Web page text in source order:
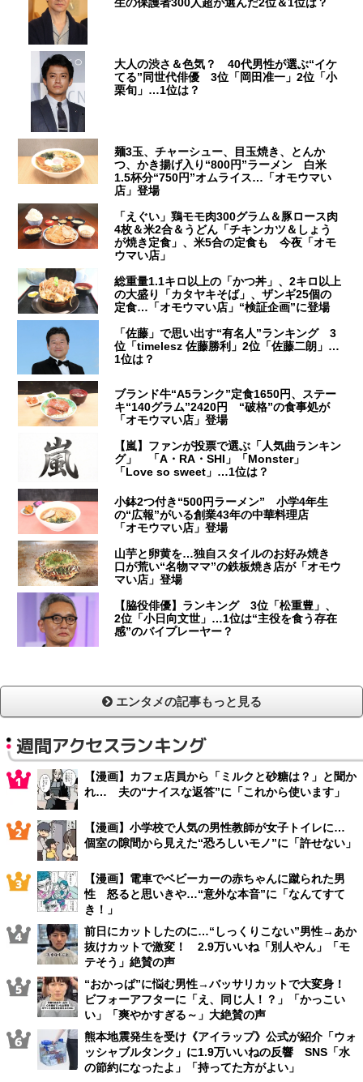
大人の渋さ＆色気？ 40代男性が選ぶ“イケ
てる”同世代俳優 3位「岡田准一」2位「小
栗旬」…1位は？
麺3玉、チャーシュー、目玉焼き、とんか
つ、かき揚げ入り“800円”ラーメン 白米
1.5杯分“750円”オムライス…「オモウマい
店」登場
「えぐい」鶏モモ肉300グラム＆豚ロース肉
4枚＆米2合＆うどん「チキンカツ＆しょう
が焼き定食」、米5合の定食も 今夜「オモ
ウマい店」
総重量1.1キロ以上の「かつ丼」、2キロ以上
の大盛り「カタヤキそば」、ザンギ25個の
定食…「オモウマい店」“検証企画”に登場
「佐藤」で思い出す“有名人”ランキング 3
位「timelesz 佐藤勝利」2位「佐藤二朗」…
1位は？
ブランド牛“A5ランク”定食1650円、ステー
キ“140グラム”2420円 “破格”の食事処が
「オモウマい店」登場
【嵐】ファンが投票で選ぶ「人気曲ランキン
グ」 「A・RA・SHI」「Monster」
「Love so sweet」…1位は？
小鉢2つ付き“500円ラーメン” 小学4年生
の“広報”がいる創業43年の中華料理店
「オモウマい店」登場
山芋と卵黄を…独自スタイルのお好み焼き
口が荒い“名物ママ”の鉄板焼き店が「オモウ
マい店」登場
【脇役俳優】ランキング 3位「松重豊」、
2位「小日向文世」…1位は“主役を食う存在
感”のバイプレーヤー？
エンタメの記事もっと見る
週間アクセスランキング
【漫画】カフェ店員から「ミルクと砂糖は？」と聞か
れ… 夫の“ナイスな返答”に「これから使います」
【漫画】小学校で人気の男性教師が女子トイレに…
個室の隙間から見えた“恐ろしいモノ”に「許せない」
【漫画】電車でベビーカーの赤ちゃんに蹴られた男
性 怒ると思いきや…“意外な本音”に「なんてすて
き！」
前日にカットしたのに…“しっくりこない”男性→あか
抜けカットで激変！ 2.9万いいね「別人やん」「モ
テそう」絶賛の声
“おかっぱ”に悩む男性→バッサリカットで大変身！
ビフォーアフターに「え、同じ人！？」「かっこい
い」「爽やかすぎる～」大絶賛の声
熊本地震発生を受け《アイラップ》公式が紹介「ウォ
ッシャブルタンク」に1.9万いいねの反響 SNS「水
の節約になったよ」「持ってた方がよい」